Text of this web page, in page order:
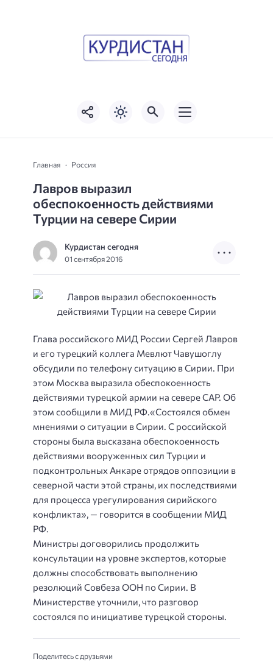
Главная Россия
Лавров выразил
обеспокоенность действиями
Турции на севере Сирии
Курдистан сегодня
01 сентября 2016
Глава российского МИД России Сергей Лавров
и его турецкий коллега Мевлют Чавушоглу
обсудили по телефону ситуацию в Сирии. При
этом Москва выразила обеспокоенность
действиями турецкой армии на севере САР. Об
этом сообщили в МИД РФ.«Состоялся обмен
мнениями о ситуации в Сирии. С российской
стороны была высказана обеспокоенность
действиями вооруженных сил Турции и
подконтрольных Анкаре отрядов оппозиции в
северной части этой страны, их последствиями
для процесса урегулирования сирийского
конфликта», — говорится в сообщении МИД
РФ.
Министры договорились продолжить
консультации на уровне экспертов, которые
должны способствовать выполнению
резолюций Совбеза ООН по Сирии. В
Министерстве уточнили, что разговор
состоялся по инициативе турецкой стороны.
Поделитесь с друзьями